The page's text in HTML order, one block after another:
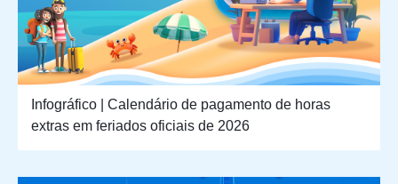
Infográfico | Calendário de pagamento de horas
extras em feriados oficiais de 2026